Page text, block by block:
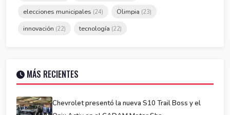
elecciones municipales (24) Olimpia (23)
innovación (22) tecnología (22)
MÁS RECIENTES
Chevrolet presentó la nueva S10 Trail Boss y el